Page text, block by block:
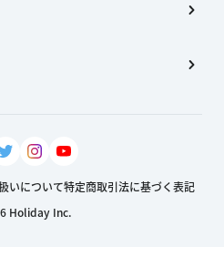
いについて特定商取引法に基づく表記
Holiday Inc.